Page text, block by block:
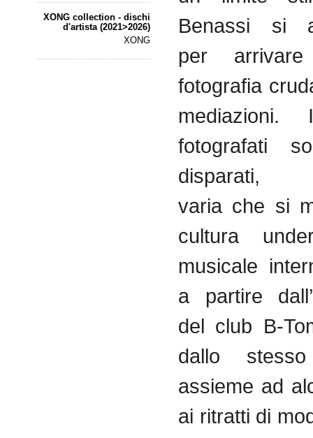
XONG collection - dischi
d'artista (2021>2026)
XONG
Benassi si
per
fotografia
mediazioni.
fotografati
disparati,
varia che si
cultura
musicale
a partire
del club B-
dallo
assieme ad
ai ritratti di